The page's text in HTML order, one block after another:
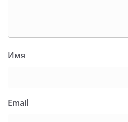
Имя
Email